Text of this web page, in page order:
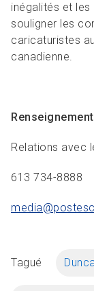
inégalités et
souligner les
caricaturistes
canadienne.
Relations avec
613 734-8888
Tagué